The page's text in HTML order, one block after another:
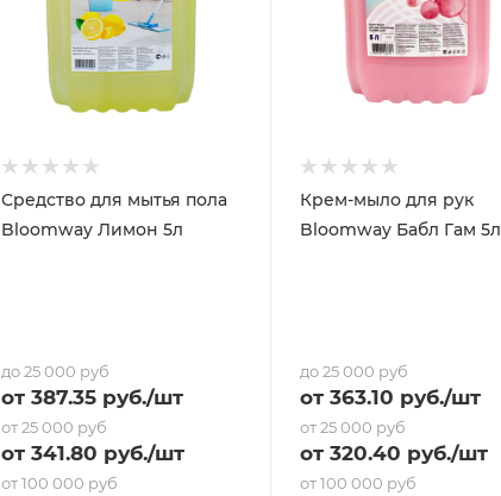
Средство для мытья пола
Bloomway Лимон 5л
до 25 000 руб
от 387.35руб./шт
от 25 000 руб
от 341.80 руб./шт
от 100 000 руб
Крем-мыло для рук
Bloomway Бабл Гам 5л
до 25 000 руб
от 363.10 руб./шт
от 25 000 руб
от 320.40 руб./шт
от 100 000 руб